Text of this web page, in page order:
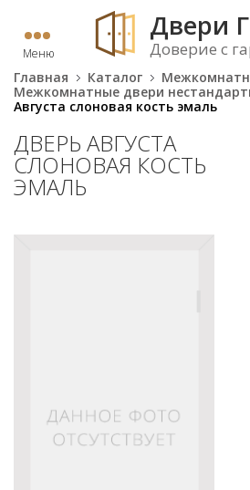
Меню
Двери
Доверие с
Главная Каталог
Межкомнатные двери
Августа слоновая кость эмаль
ДВЕРЬ АВГУСТА
СЛОНОВАЯ КОСТЬ
ЭМАЛЬ